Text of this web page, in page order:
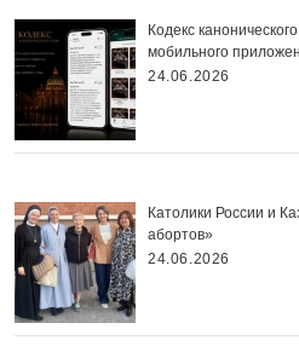
Кодекс
мобильного
24.06.2026
Католики России и
абортов»
24.06.2026